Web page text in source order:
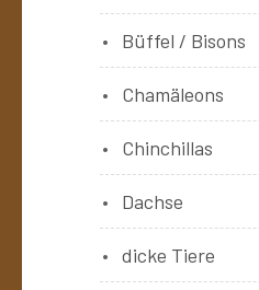
Büffel / Bisons
Chamäleons
Chinchillas
Dachse
dicke Tiere